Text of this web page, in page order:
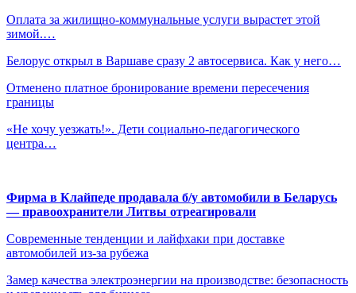
Оплата за жилищно-коммунальные услуги вырастет этой
зимой.…
Белорус открыл в Варшаве сразу 2 автосервиса. Как у него…
Отменено платное бронирование времени пересечения
границы
«Не хочу уезжать!». Дети социально-педагогического
центра…
Фирма в Клайпеде продавала б/у автомобили в Беларусь
— правоохранители Литвы отреагировали
Современные тенденции и лайфхаки при доставке
автомобилей из-за рубежа
Замер качества электроэнергии на производстве: безопасность